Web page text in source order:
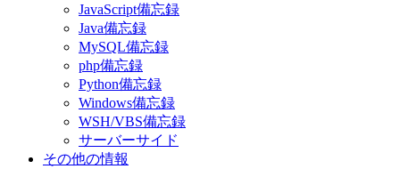
JavaScript備忘録
Java備忘録
MySQL備忘録
php備忘録
Python備忘録
Windows備忘録
WSH/VBS備忘録
サーバーサイド
その他の情報